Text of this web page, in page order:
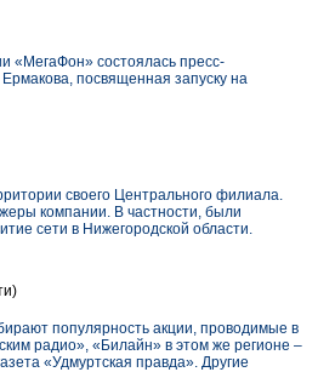
«МегаФон» состоялась пресс-
посвященная запуску на
своего Центрального филиала.
компании. В частности, были
сети в Нижегородской области.
популярность акции, проводимые в
радио», «Билайн» в этом же регионе –
«Удмуртская правда». Другие